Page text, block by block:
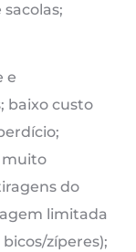
e
baixo custo
muito
do
limitada
zíperes);